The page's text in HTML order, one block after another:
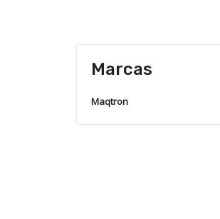
Marcas
Maqtron